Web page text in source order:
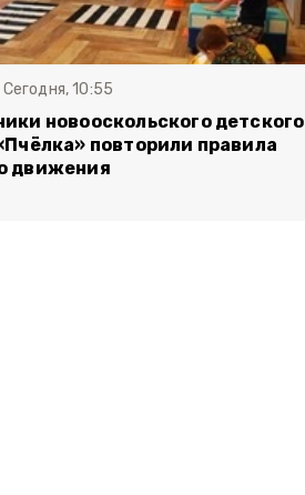
Сегодня, 10:55
новооскольского детского
повторили правила
движения